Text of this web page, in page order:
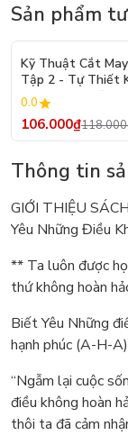
Sản phẩm
Kỹ Thuật Cắt
Tập 2 - Tự Thiết
Trang Nam Nữ -
Rập - Kỹ Thuật
0.0
106.000₫
Thông tin
GIỚI THIỆU SÁCH
Yêu Những Điều
** Ta luôn được
thứ không hoàn
Biết Yêu Những
hạnh phúc (A-H-A)
“Ngẫm lại cuộc
điều không hoàn
thôi ta đã cảm